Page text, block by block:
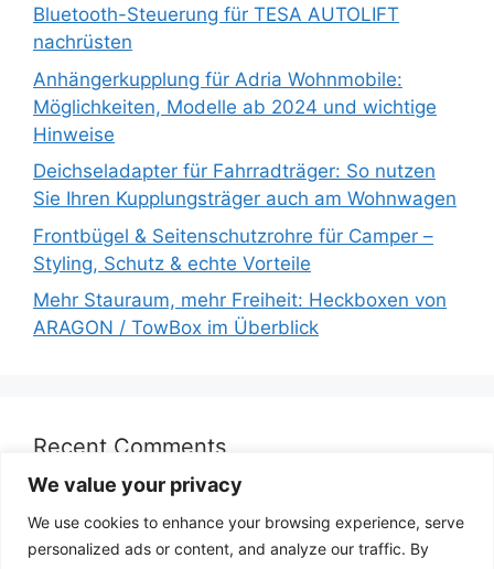
We value your privacy
We use cookies to enhance your browsing experience, serve
personalized ads or content, and analyze our traffic. By
Bluetooth-Steuerung für TESA AUTOLIFT
nachrüsten
Anhängerkupplung für Adria Wohnmobile:
Möglichkeiten, Modelle ab 2024 und wichtige
Hinweise
Deichseladapter für Fahrradträger: So nutzen
Sie Ihren Kupplungsträger auch am Wohnwagen
Frontbügel & Seitenschutzrohre für Camper –
Styling, Schutz & echte Vorteile
Mehr Stauraum, mehr Freiheit: Heckboxen von
ARAGON / TowBox im Überblick
Recent Comments